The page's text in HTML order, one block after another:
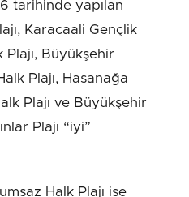
tarihinde yapılan
Karacaali Gençlik
Plajı, Büyükşehir
Plajı, Hasanağa
Plajı ve Büyükşehir
Plajı “iyi”
Halk Plajı ise